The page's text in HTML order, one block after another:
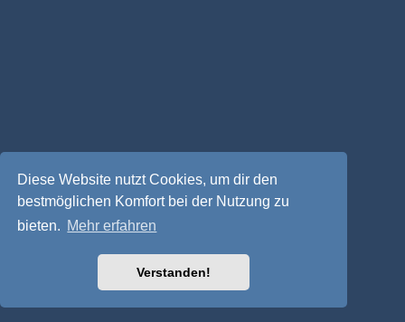
Diese Website nutzt Cookies, um dir den
bestmöglichen Komfort bei der Nutzung zu
bieten. Mehr erfahren
Verstanden!